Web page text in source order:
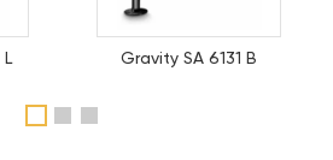
Gravity SA 6131 B